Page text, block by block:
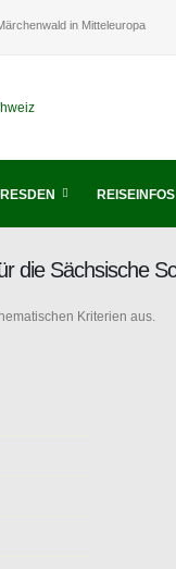
in Mitteleuropa
REISEINFOS
die Sächsische
Kriterien aus.